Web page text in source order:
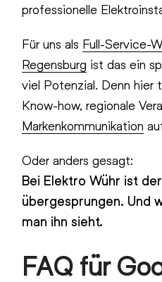
professionelle
Für uns als Full-Service-
Regensburg ist das ein
viel Potenzial. Denn hier
Know-how, regionale
Markenkommunikation
Oder anders gesagt:
Bei Elektro Wühr ist
übergesprungen. Und
man ihn sieht.
FAQ für